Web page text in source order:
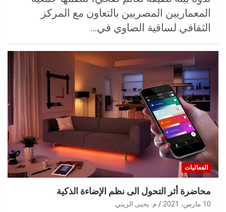
المعماريين المصريين بالتعاون مع المركز
الثقافي لساقية الصاوي في…
الفعاليات
محاضرة أثر التحول الى نظم الإضاءة الذكية
10 مارس، 2021 م. يحيى الزيني